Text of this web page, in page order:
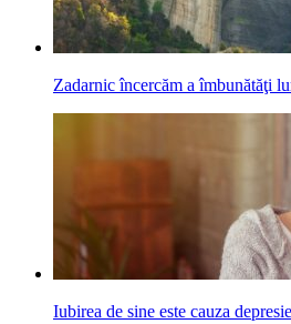
Zadarnic încercăm a îmbunătăţi
Iubirea de sine este cauza